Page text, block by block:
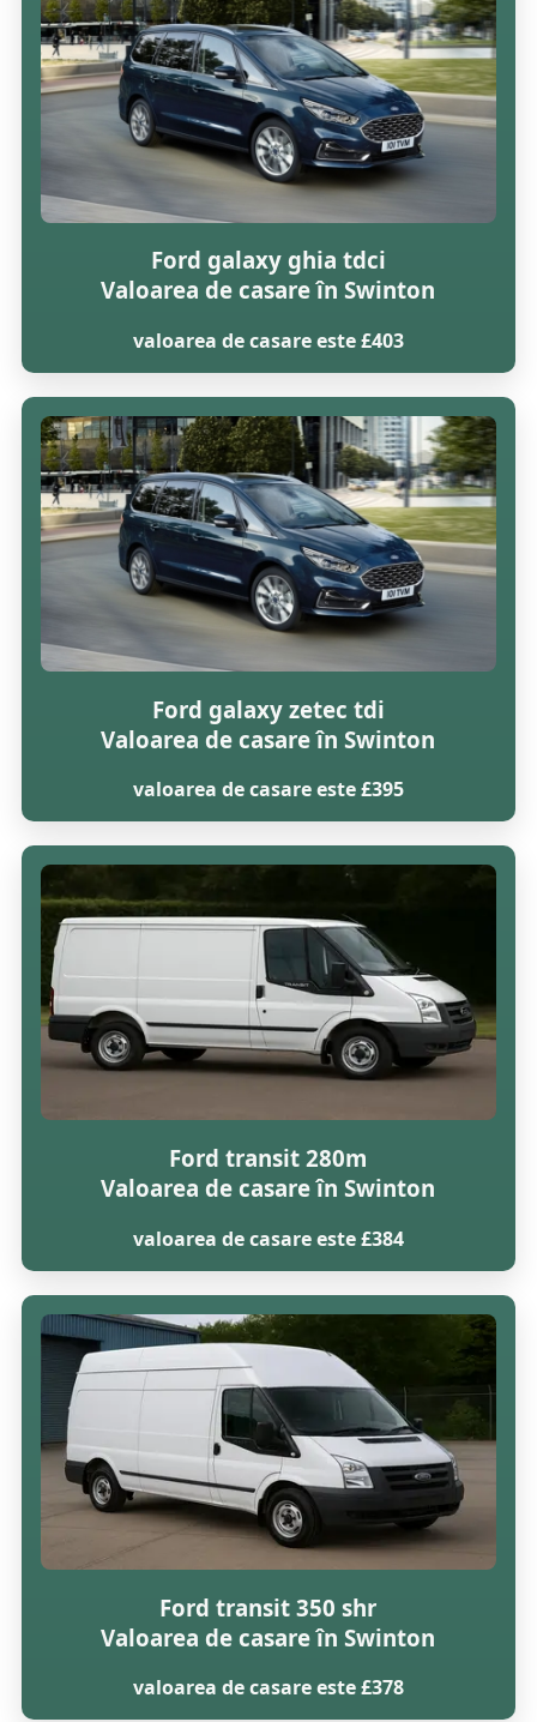
Ford galaxy ghia tdci
Valoarea de casare în Swinton
valoarea de casare este £403
Ford galaxy zetec tdi
Valoarea de casare în Swinton
valoarea de casare este £395
Ford transit 280m
Valoarea de casare în Swinton
valoarea de casare este £384
Ford transit 350 shr
Valoarea de casare în Swinton
valoarea de casare este £378